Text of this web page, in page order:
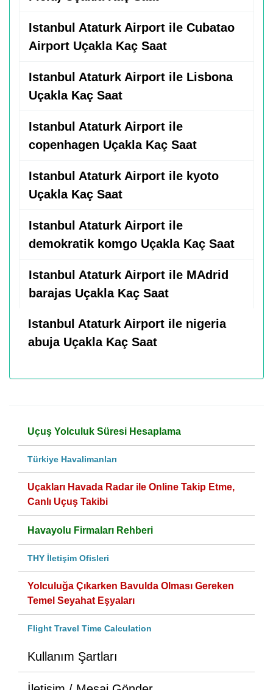
Istanbul Ataturk Airport ile Cubatao
Airport Uçakla Kaç Saat
Istanbul Ataturk Airport ile Lisbona
Uçakla Kaç Saat
Istanbul Ataturk Airport ile
copenhagen Uçakla Kaç Saat
Istanbul Ataturk Airport ile kyoto
Uçakla Kaç Saat
Istanbul Ataturk Airport ile
demokratik komgo Uçakla Kaç Saat
Istanbul Ataturk Airport ile MAdrid
barajas Uçakla Kaç Saat
Istanbul Ataturk Airport ile nigeria
abuja Uçakla Kaç Saat
Uçuş Yolculuk Süresi Hesaplama
Türkiye Havalimanları
Uçakları Havada Radar ile Online Takip Etme,
Canlı Uçuş Takibi
Havayolu Firmaları Rehberi
THY İletişim Ofisleri
Yolculuğa Çıkarken Bavulda Olması Gereken
Temel Seyahat Eşyaları
Flight Travel Time Calculation
Kullanım Şartları